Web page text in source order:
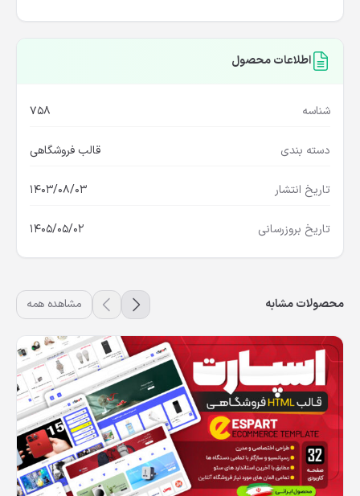
اطلاعات محصول
شناسه 758
دسته بندی قالب فروشگاهی
تاریخ انتشار 1403/08/03
تاریخ بروزرسانی 1405/05/02
محصولات مشابه مشاهده همه